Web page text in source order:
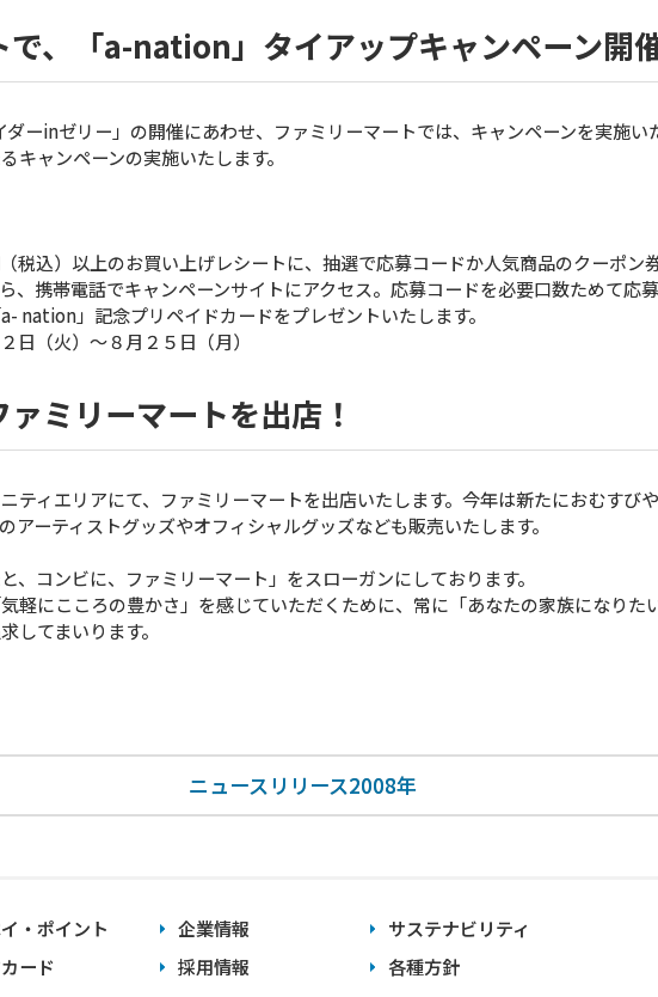
、「a-nation」タイアップキャンペーン開
ーinゼリー」の開催にあわせ、ファミリーマートでは、キャンペーンを実施
キャンペーンの実施いたします。
税込）以上のお買い上げレシートに、抽選で応募コードか人気商品のクーポン
、携帯電話でキャンペーンサイトにアクセス。応募コードを必要口数ためて応
nation」記念プリペイドカードをプレゼントいたします。
日（火）〜８月２５日（月）
ミリーマートを出店！
ティエリアにて、ファミリーマートを出店いたします。今年は新たにおむすび
アーティストグッズやオフィシャルグッズなども販売いたします。
、コンビに、ファミリーマート」をスローガンにしております。
軽にこころの豊かさ」を感じていただくために、常に「あなたの家族になりた
してまいります。
ニュースリリース2008年
・ポイント
ード
企業情報
採用情報
サステナビリティ
各種方針